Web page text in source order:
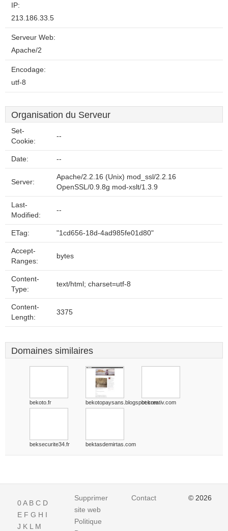
IP:
213.186.33.5
Serveur Web:
Apache/2
Encodage:
utf-8
Organisation du Serveur
Set-
Cookie:
--
Date: --
Server:
Apache/2.2.16 (Unix) mod_ssl/2.2.16
OpenSSL/0.9.8g mod-xslt/1.3.9
Last-
Modified:
--
ETag: "1cd656-18d-4ad985fe01d80"
Accept-
Ranges:
bytes
Content-
Type:
text/html; charset=utf-8
Content-
Length:
3375
Domaines similaires
bekoto.fr bekotopaysans.blogspot.combekreativ.com
beksecurite34.fr bektasdemirtas.com
0A B C D
E F G H I
J K L M
Supprimer
site web
Politique
Contact © 2026